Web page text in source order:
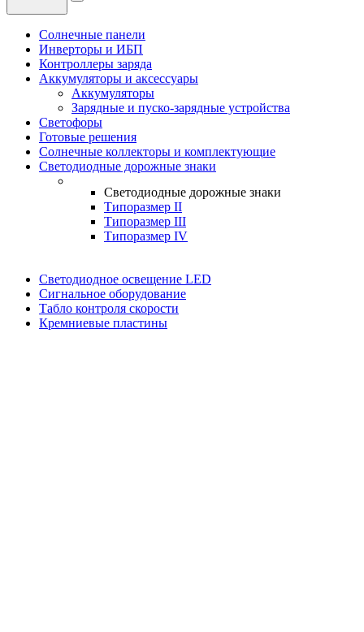
Солнечные панели
Инверторы и ИБП
Контроллеры заряда
Аккумуляторы и аксессуары
Аккумуляторы
Зарядные и пуско-зарядные устройства
Светофоры
Готовые решения
Солнечные коллекторы и комплектующие
Светодиодные дорожные знаки
Светодиодные дорожные знаки
Типоразмер II
Типоразмер III
Типоразмер IV
Светодиодное освещение LED
Сигнальное оборудование
Табло контроля скорости
Кремниевые пластины